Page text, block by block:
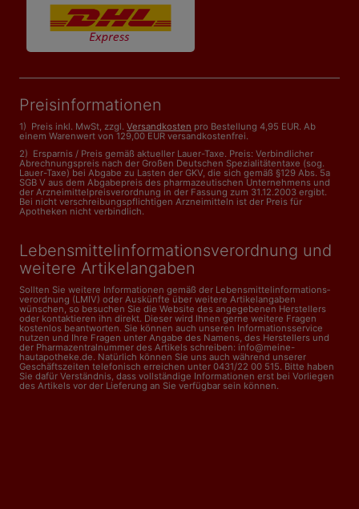
Preisinformationen
1) Preis inkl. MwSt, zzgl. Versandkosten pro Bestellung 4,95 EUR. Ab
einem Warenwert von 129,00 EUR versandkostenfrei.
2) Ersparnis / Preis gemäß aktueller Lauer-Taxe. Preis: Verbindlicher
Abrechnungspreis nach der Großen Deutschen Spezialitätentaxe (sog.
Lauer-Taxe) bei Abgabe zu Lasten der GKV, die sich gemäß §129 Abs. 5a
SGB V aus dem Abgabepreis des pharmazeutischen Unternehmens und
der Arzneimittelpreisverordnung in der Fassung zum 31.12.2003 ergibt.
Bei nicht verschreibungspflichtigen Arzneimitteln ist der Preis für
Apotheken nicht verbindlich.
Lebensmittelinformations­verordnung und
weitere Artikelangaben
Sollten Sie weitere Informationen gemäß der Lebensmittel­informations­
verordnung (LMIV) oder Auskünfte über weitere Artikelangaben
wünschen, so besuchen Sie die Website des angegebenen Herstellers
oder kontaktieren ihn direkt. Dieser wird Ihnen gerne weitere Fragen
kostenlos beantworten. Sie können auch unseren Informationsservice
nutzen und Ihre Fragen unter Angabe des Namens, des Herstellers und
der Pharmazentralnummer des Artikels schreiben: info@meine-
hautapotheke.de. Natürlich können Sie uns auch während unserer
Geschäftszeiten telefonisch erreichen unter 0431/22 00 515. Bitte haben
Sie dafür Verständnis, dass vollständige Informationen erst bei Vorliegen
des Artikels vor der Lieferung an Sie verfügbar sein können.